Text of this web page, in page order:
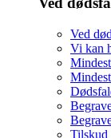
Ved
Vi kan
Tilskud